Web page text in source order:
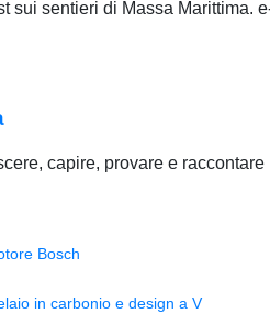
sui sentieri di Massa Marittima.
capire, provare e
Bosch
in carbonio e design a V